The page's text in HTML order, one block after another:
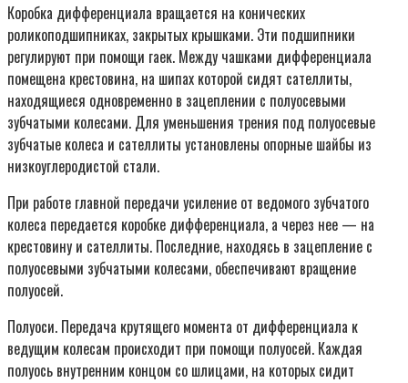
Коробка дифференциала вращается на конических
роликоподшипниках, закрытых крышками. Эти подшипники
регулируют при помощи гаек. Между чашками дифференциала
помещена крестовина, на шипах которой сидят сателлиты,
находящиеся одновременно в зацеплении с полуосевыми
зубчатыми колесами. Для уменьшения трения под полуосевые
зубчатые колеса и сателлиты установлены опорные шайбы из
низкоуглеродистой стали.
При работе главной передачи усиление от ведомого зубчатого
колеса передается коробке дифференциала, а через нее — на
крестовину и сателлиты. Последние, находясь в зацепление с
полуосевыми зубчатыми колесами, обеспечивают вращение
полуосей.
Полуоси. Передача крутящего момента от дифференциала к
ведущим колесам происходит при помощи полуосей. Каждая
полуось внутренним концом со шлицами, на которых сидит